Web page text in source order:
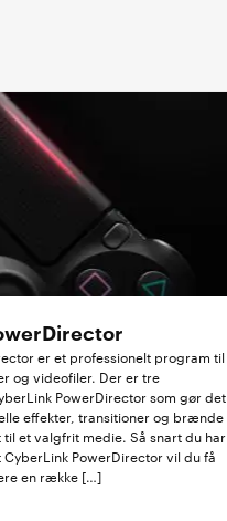
er et professionelt program til
og videofiler. Der er tre
PowerDirector som gør det
effekter, transitioner og brænde
et valgfrit medie. Så snart du har
PowerDirector vil du få
en række […]